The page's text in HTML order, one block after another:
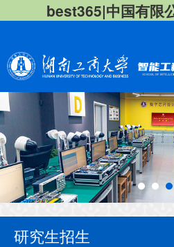
best365|中国有限
研究生招生